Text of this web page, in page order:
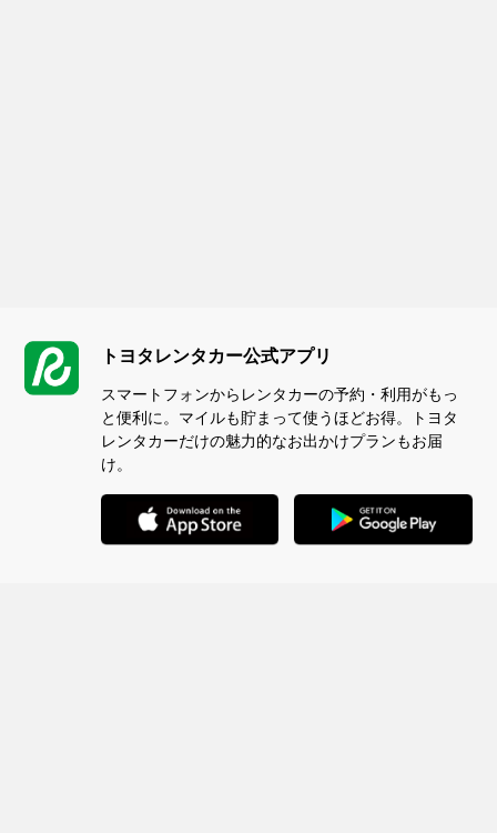
トヨタレンタカー公式アプリ
スマートフォンからレンタカーの予約・利用がもっ
と便利に。マイルも貯まって使うほどお得。トヨタ
レンタカーだけの魅力的なお出かけプランもお届
け。